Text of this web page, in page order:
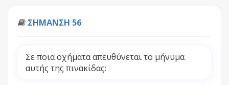
ΣΗΜΑΝΣΗ 56
Σε ποια οχήματα απευθύνεται το μήνυμα
αυτής της πινακίδας: